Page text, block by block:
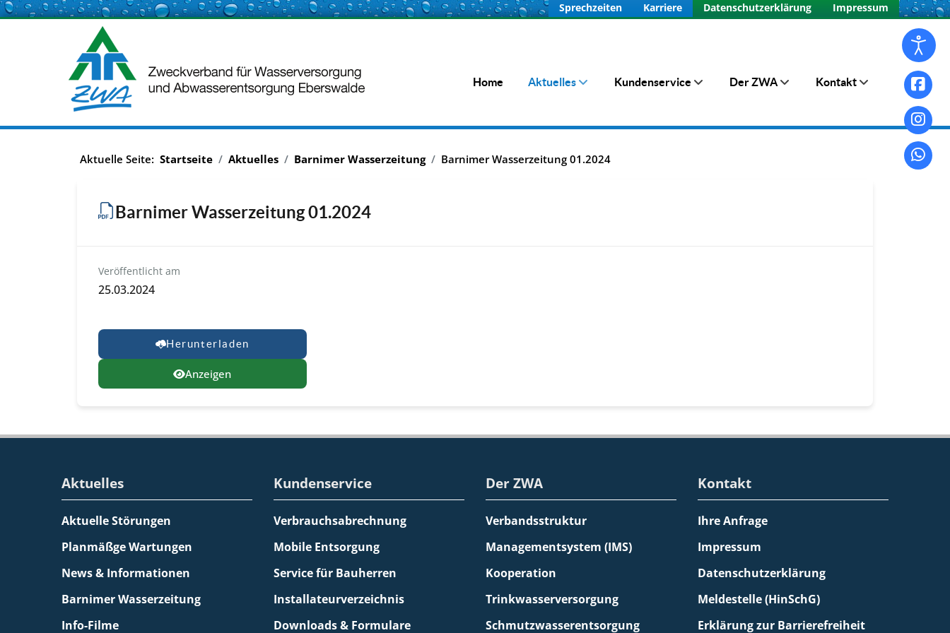
Sprechzeiten Karriere Datenschutzerklärung Impressum
Home Aktuelles Kundenservice Der ZWA Kontakt
Aktuelle Seite: Startseite Aktuelles Barnimer Wasserzeitung Barnimer Wasserzeitung 01.2024
Barnimer Wasserzeitung 01.2024
Veröffentlicht am
25.03.2024
Herunterladen
Anzeigen
Aktuelles
Aktuelle Störungen
Planmäßge Wartungen
News & Informationen
Barnimer Wasserzeitung
Info-Filme
Kundenservice
Verbrauchsabrechnung
Mobile Entsorgung
Service für Bauherren
Installateurverzeichnis
Downloads & Formulare
Der ZWA
Verbandsstruktur
Managementsystem (IMS)
Kooperation
Trinkwasserversorgung
Schmutzwasserentsorgung
Kontakt
Ihre Anfrage
Impressum
Datenschutzerklärung
Meldestelle (HinSchG)
Erklärung zur Barrierefreiheit